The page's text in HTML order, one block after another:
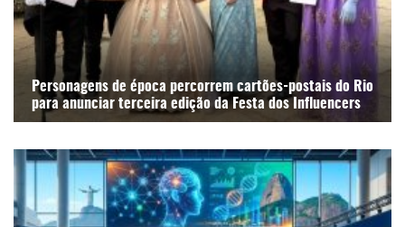
Personagens de época percorrem cartões-postais do Rio
para anunciar terceira edição da Festa dos Influencers